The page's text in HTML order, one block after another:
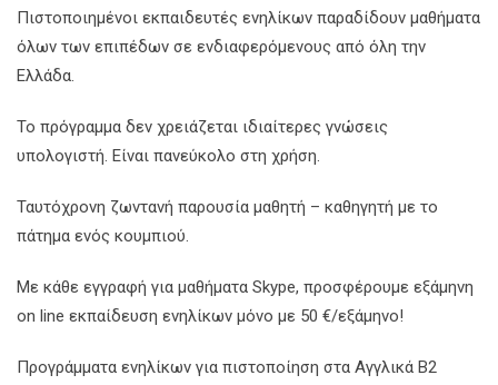
Πιστοποιημένοι εκπαιδευτές ενηλίκων παραδίδουν μαθήματα
όλων των επιπέδων σε ενδιαφερόμενους από όλη την
Ελλάδα.
Το πρόγραμμα δεν χρειάζεται ιδιαίτερες γνώσεις
υπολογιστή. Είναι πανεύκολο στη χρήση.
Ταυτόχρονη ζωντανή παρουσία μαθητή – καθηγητή με το
πάτημα ενός κουμπιού.
Με κάθε εγγραφή για μαθήματα Skype, προσφέρουμε εξάμηνη
on line εκπαίδευση ενηλίκων μόνο με 50 €/εξάμηνο!
Προγράμματα ενηλίκων για πιστοποίηση στα Αγγλικά Β2